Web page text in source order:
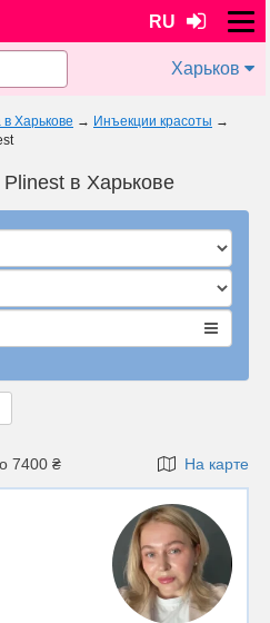
RU
Харьков
Харькове → Инъекции красоты →
в Харькове
7400 ₴ На карте